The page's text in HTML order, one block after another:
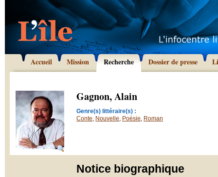
Accueil Mission Recherche Dossier de presse
Gagnon, Alain
Genre(s) littéraire(s) :
Conte, Nouvelle, Poésie, Roman
Notice biographique